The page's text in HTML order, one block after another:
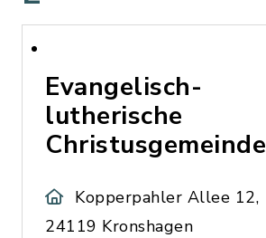
Evangelisch-
lutherische
Christusgemeinde
Kopperpahler Allee 12,
24119 Kronshagen